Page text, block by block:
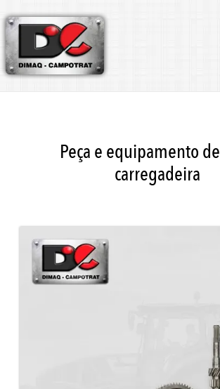
Peça e equipamento
carregadeira